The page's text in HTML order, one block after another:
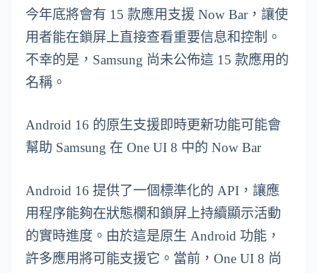
今年底將會有 15 款應用支援 Now Bar，讓使
用者能在鎖屏上直接查看重要信息和控制。
不幸的是，Samsung 尚未公佈這 15 款應用的
名稱。
Android 16 的原生支援即時更新功能可能會
幫助 Samsung 在 One UI 8 中的 Now Bar
Android 16 提供了一個標準化的 API，讓應
用程序能夠在狀態欄和鎖屏上持續顯示活動
的實時進度。由於這是原生 Android 功能，
許多應用將可能支援它。當前，One UI 8 尚